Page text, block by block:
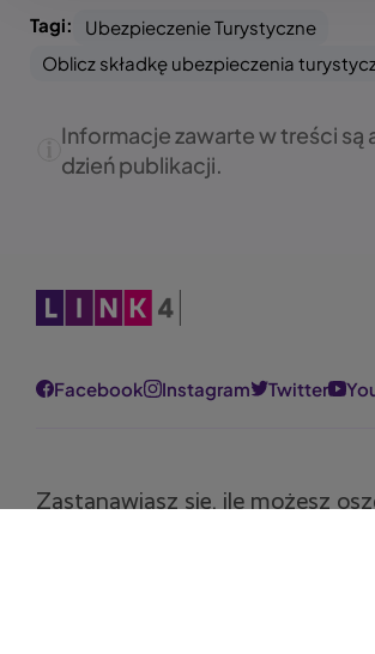
Tagi:
Ubezpieczenie Turystyczne
Oblicz składkę ubezpieczenia
Informacje zawarte w treści są
dzień publikacji.
Obraz
Facebook Instagram Twitter
Zastanawiasz się, ile możesz